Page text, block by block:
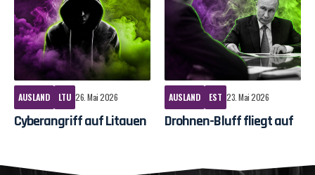
AUSLAND LTU 26. Mai 2026
Cyberangriff auf Litauen
AUSLAND EST 23. Mai 2026
Drohnen-Bluff fliegt auf